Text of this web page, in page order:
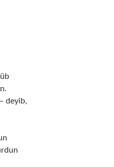
deyib,